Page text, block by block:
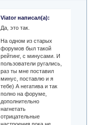
Viator написал(а):
Да, это так.
На одном из старых
форумов был такой
рейтинг, с минусами. И
пользователи ругались,
раз ты мне поставил
минус, поставлю и я
тебе) А негатива и так
полно на форуме,
дополнительно
нагнетать
отрицательные